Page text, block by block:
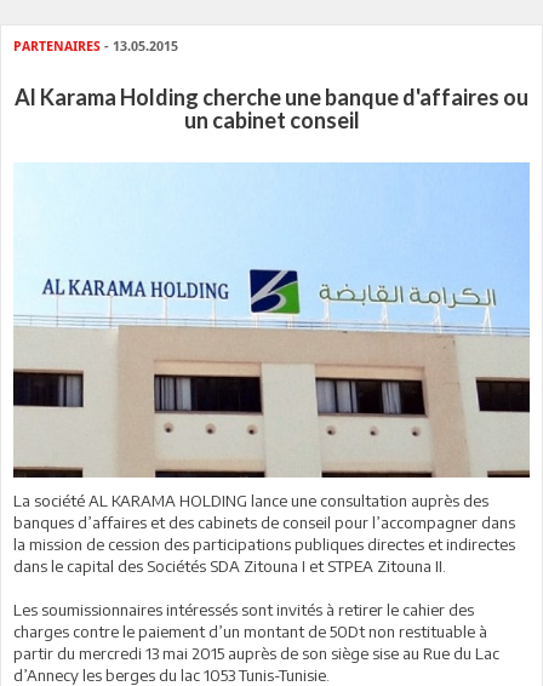
PARTENAIRES - 13.05.2015
Al Karama Holding cherche une banque d'affaires ou
un cabinet conseil
La société AL KARAMA HOLDING lance une consultation auprès des
banques d’affaires et des cabinets de conseil pour l’accompagner dans
la mission de cession des participations publiques directes et indirectes
dans le capital des Sociétés SDA Zitouna I et STPEA Zitouna II.
Les soumissionnaires intéressés sont invités à retirer le cahier des
charges contre le paiement d’un montant de 50Dt non restituable à
partir du mercredi 13 mai 2015 auprès de son siège sise au Rue du Lac
d’Annecy les berges du lac 1053 Tunis-Tunisie.